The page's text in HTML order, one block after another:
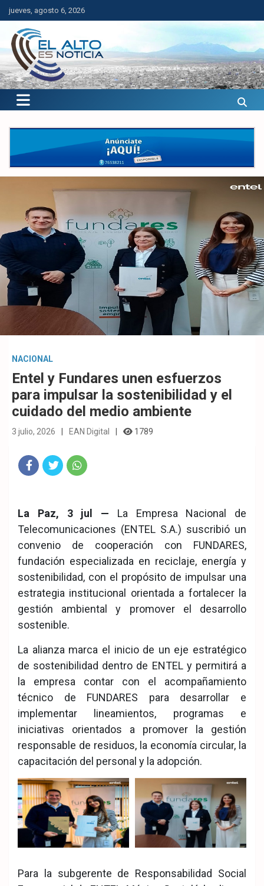
Saltar
al
contenido
jueves, agosto 6, 2026
El Alto es Noticia
Últimas noticias de El Alto, Bolivia y el mundo.
NACIONAL
Entel y Fundares unen esfuerzos
para impulsar la sostenibilidad y el
cuidado del medio ambiente
3 julio, 2026 EAN Digital 1789
ook
ter
tsA
pp
La Paz, 3 jul — La Empresa Nacional de
Telecomunicaciones (ENTEL S.A.) suscribió un
convenio de cooperación con FUNDARES,
fundación especializada en reciclaje, energía y
sostenibilidad, con el propósito de impulsar una
estrategia institucional orientada a fortalecer la
gestión ambiental y promover el desarrollo
sostenible.
La alianza marca el inicio de un eje estratégico
de sostenibilidad dentro de ENTEL y permitirá a
la empresa contar con el acompañamiento
técnico de FUNDARES para desarrollar e
implementar lineamientos, programas e
iniciativas orientados a promover la gestión
responsable de residuos, la economía circular, la
capacitación del personal y la adopción.
Para la subgerente de Responsabilidad Social